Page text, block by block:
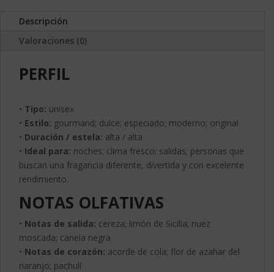
Descripción
Valoraciones (0)
PERFIL
• Tipo: unisex
• Estilo: gourmand; dulce; especiado; moderno; original
• Duración / estela: alta / alta
• Ideal para: noches; clima fresco; salidas; personas que
buscan una fragancia diferente, divertida y con excelente
rendimiento.
NOTAS OLFATIVAS
• Notas de salida: cereza; limón de Sicilia; nuez
moscada; canela negra
• Notas de corazón: acorde de cola; flor de azahar del
naranjo; pachulí